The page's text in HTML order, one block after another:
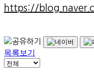
https://
목록보기